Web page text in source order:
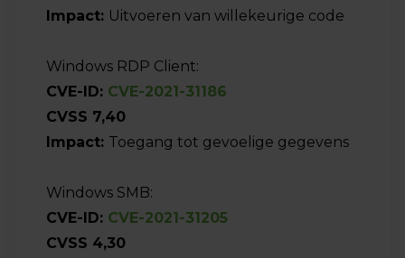
Impact: Uitvoeren van willekeurige code
Windows RDP Client:
CVE-ID: CVE-2021-31186
CVSS 7,40
Impact: Toegang tot gevoelige gegevens
Windows SMB:
CVE-ID: CVE-2021-31205
CVSS 4,30